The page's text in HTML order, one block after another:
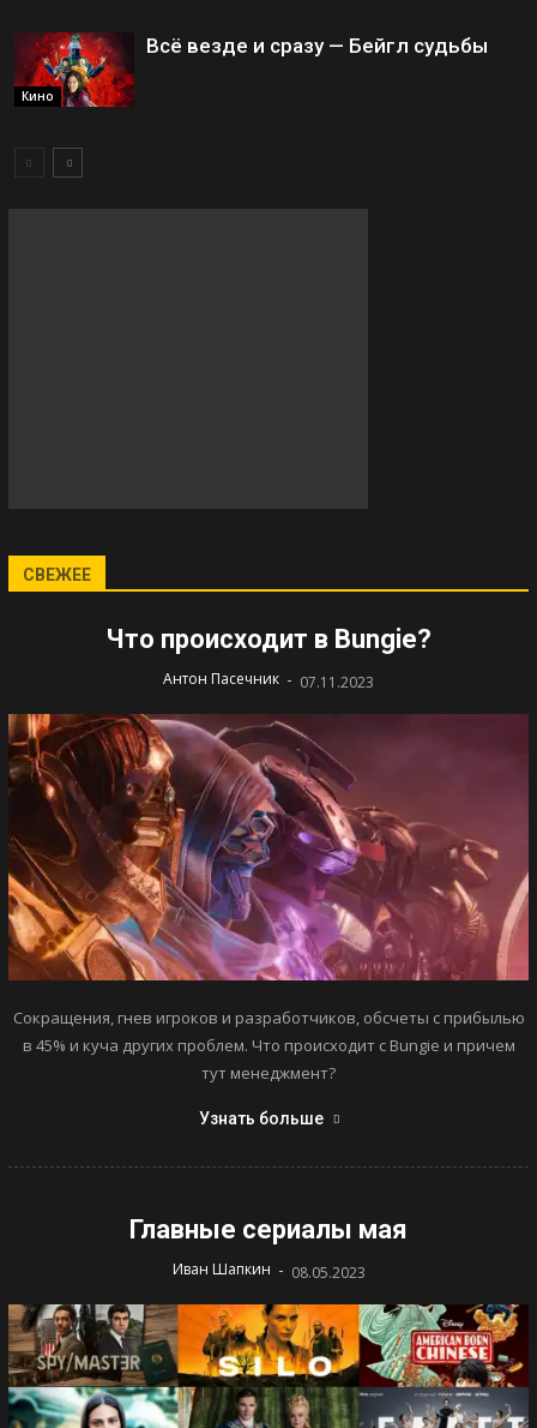
Кино
Всё везде и сразу — Бейгл судьбы
СВЕЖЕЕ
Что происходит в Bungie?
Антон Пасечник - 07.11.2023
Сокращения, гнев игроков и разработчиков, обсчеты с прибылью
в 45% и куча других проблем. Что происходит с Bungie и причем
тут менеджмент?
Узнать больше
Главные сериалы мая
Иван Шапкин - 08.05.2023